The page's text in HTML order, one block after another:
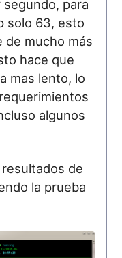
para
solo 63, esto
de mucho más
hace que
mas lento, lo
algunos
de
la prueba